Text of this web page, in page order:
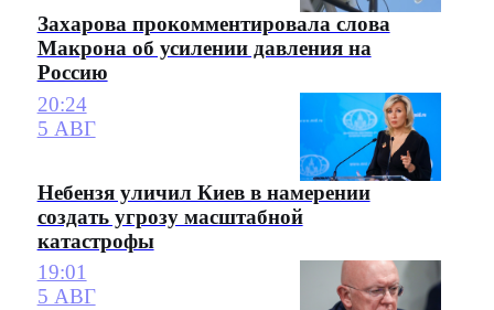
Захарова прокомментировала слова
Макрона об усилении давления на
Россию
20:24
5 АВГ
Небензя уличил Киев в намерении
создать угрозу масштабной
катастрофы
19:01
5 АВГ